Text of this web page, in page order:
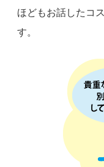
ほどもお話したコ
す。